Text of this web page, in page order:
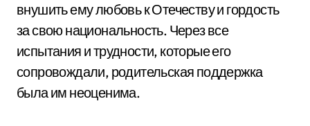
внушить ему любовь к Отечеству и гордость
за свою национальность. Через все
испытания и трудности, которые его
сопровождали, родительская поддержка
была им неоценима.